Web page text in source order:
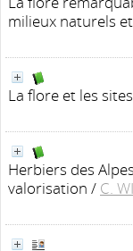
milieux naturels
La flore et les
Herbiers des
valorisation / C.